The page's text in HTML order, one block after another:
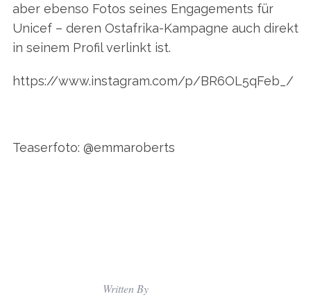
aber ebenso Fotos seines Engagements für
Unicef – deren Ostafrika-Kampagne auch direkt
in seinem Profil verlinkt ist.
https://www.instagram.com/p/BR6OL5qFeb_/
Teaserfoto: @emmaroberts
Written By